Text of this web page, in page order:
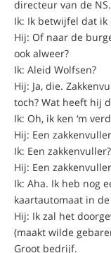
directeur van de NS.
Ik: Ik betwijfel dat
Hij: Of naar de
ook alweer?
Ik: Aleid Wolfsen?
Hij: Ja, die.
toch? Wat heeft hij
Ik: Oh, ik ken ‘m
Hij: Een
Ik: Een zakkenvuller?
Hij: Een
Ik: Aha. Ik heb nog
kaartautomaat in
Hij: Ik zal het
(maakt wilde
Groot bedrijf.